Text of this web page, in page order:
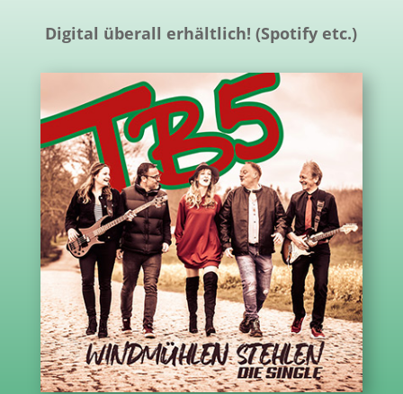
Digital überall erhältlich! (Spotify etc.)